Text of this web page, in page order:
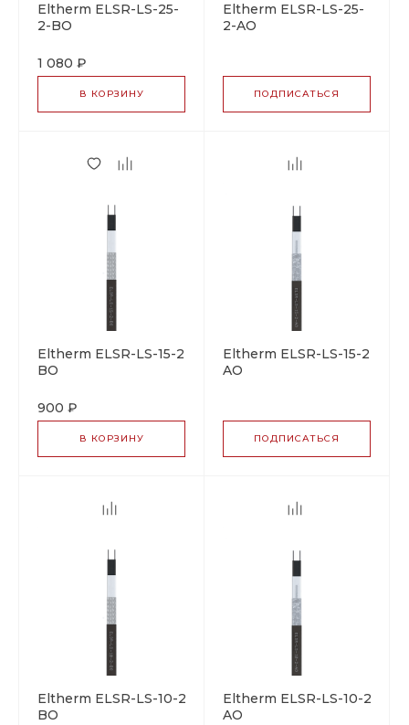
Eltherm ELSR-LS-25-
2-BO
греющий кабель
1 080 ₽
В КОРЗИНУ
Eltherm ELSR-LS-25-
2-AO
ПОДПИСАТЬСЯ
Eltherm ELSR-LS-15-2-
BO
греющий кабель
900 ₽
В КОРЗИНУ
Eltherm ELSR-LS-15-2-
AO
ПОДПИСАТЬСЯ
Eltherm ELSR-LS-10-2-
BO
Eltherm ELSR-LS-10-2-
AO